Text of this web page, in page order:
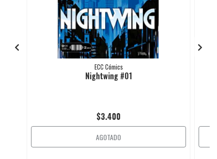
ECC Cómics
Nightwing #01
$3.400
AGOTADO